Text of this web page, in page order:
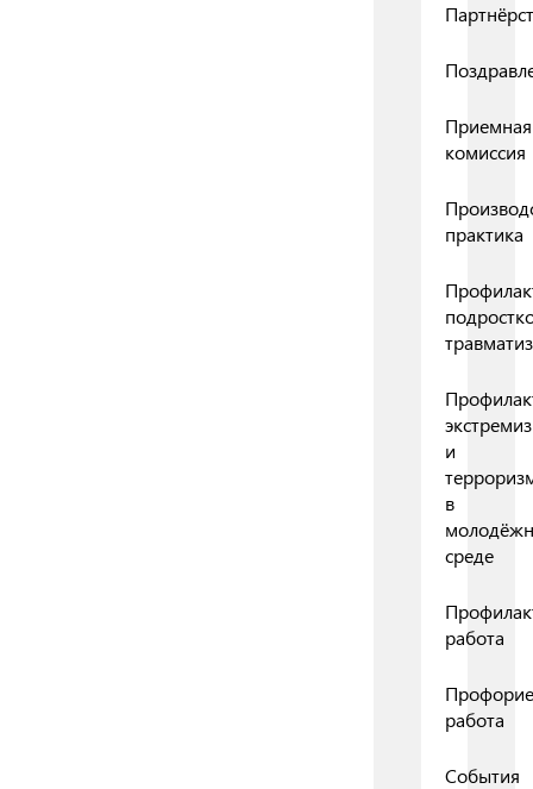
Приемная
комиссия
практика
и
в
среде
работа
работа
События